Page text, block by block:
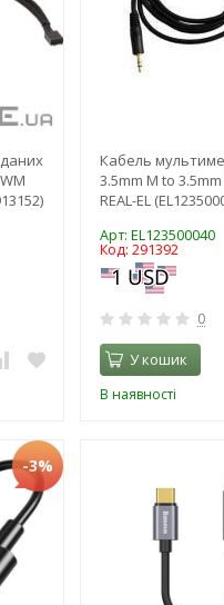
Кабель
3.5mm M to
REAL-EL
Арт: EL123500040
Код: 291392
0
У кошик
В наявності
-3%